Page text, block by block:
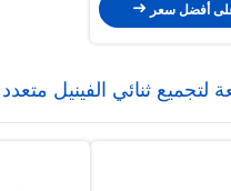
أفضل سعر
لتجميع ثنائي الفينيل متعدد
الكلور